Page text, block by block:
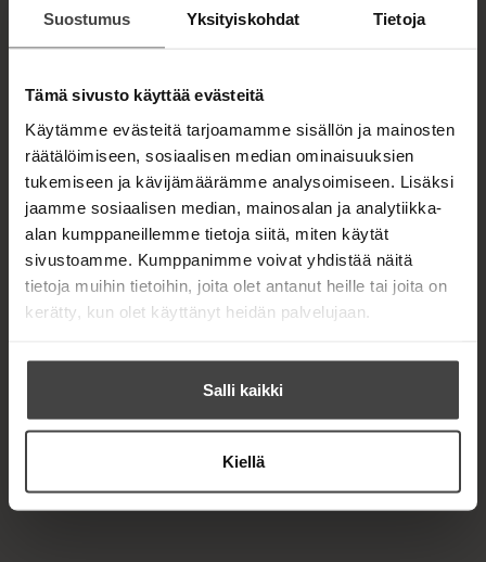
Suostumus Yksityiskohdat Tietoja
Tämä sivusto käyttää evästeitä
Käytämme evästeitä tarjoamamme sisällön ja mainosten
räätälöimiseen, sosiaalisen median ominaisuuksien
tukemiseen ja kävijämäärämme analysoimiseen. Lisäksi
jaamme sosiaalisen median, mainosalan ja analytiikka-
alan kumppaneillemme tietoja siitä, miten käytät
sivustoamme. Kumppanimme voivat yhdistää näitä
tietoja muihin tietoihin, joita olet antanut heille tai joita on
kerätty, kun olet käyttänyt heidän palvelujaan.
Salli kaikki
Kiellä
t
a
Pekka
Neittaanmäki
tietää
tekoälystä
ISBN
1181x1627
px
n
s
n
n
e
w
t
a